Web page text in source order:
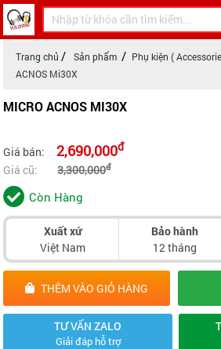
Trang chủ Sản phẩm Phụ kiện (
ACNOS Mi30X
MICRO ACNOS MI30X
Giá bán: 2,690,000đ
Giá cũ: 3,300,000đ
Còn Hàng
Xuất xứ
Việt Nam
Bảo hành
12 tháng
THÊM VÀO GIỎ HÀNG
TƯ VẤN ZALO
Giải đáp hỗ trợ